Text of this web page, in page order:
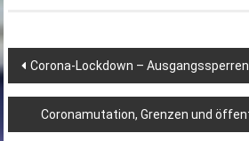
Post
navigation
Corona-Lockdown –
Coronamutation, Grenzen und